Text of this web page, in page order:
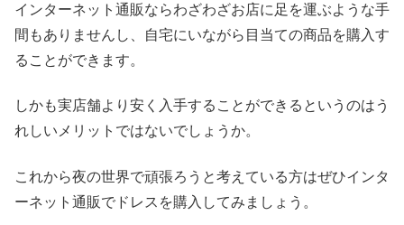
インターネット通販ならわざわざお店に足を運ぶような手
間もありませんし、自宅にいながら目当ての商品を購入す
ることができます。
しかも実店舗より安く入手することができるというのはう
れしいメリットではないでしょうか。
これから夜の世界で頑張ろうと考えている方はぜひインタ
ーネット通販でドレスを購入してみましょう。